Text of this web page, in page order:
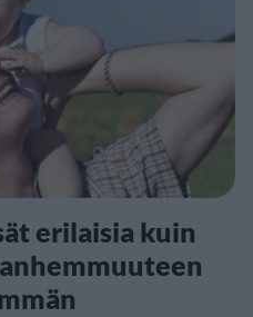
erilaisia kuin